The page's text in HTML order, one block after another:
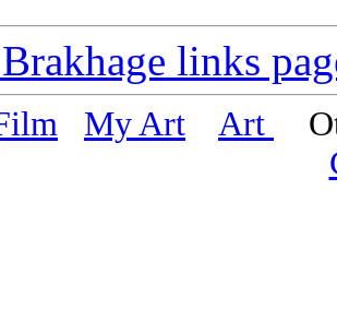
links
My Art Art